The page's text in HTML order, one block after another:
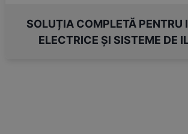
SOLUȚIA COMPLETĂ PENTRU
ELECTRICE ȘI SISTEME DE